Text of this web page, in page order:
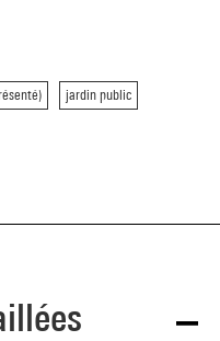
jardin public